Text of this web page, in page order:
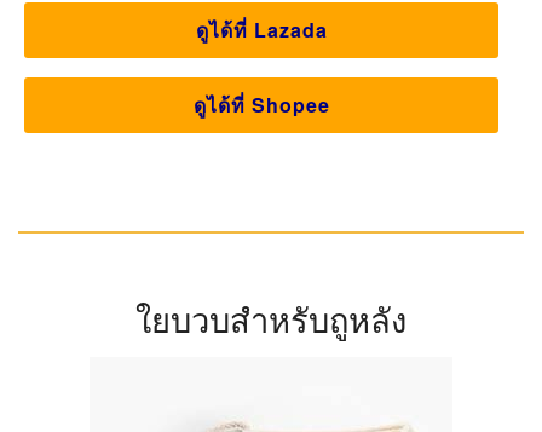
ดูได้ที่ Lazada
ดูได้ที่ Shopee
ใยบวบสำหรับถูหลัง